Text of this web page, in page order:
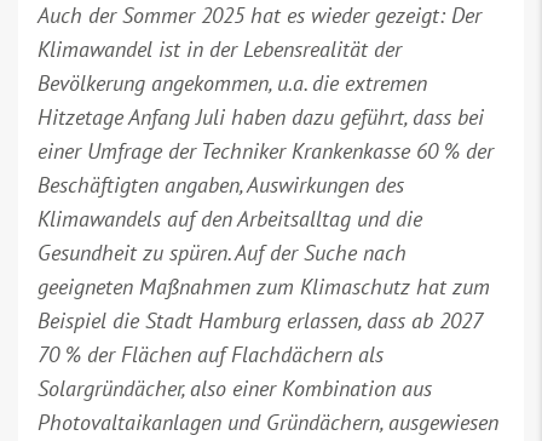
Auch der Sommer 2025 hat es wieder gezeigt: Der
Klimawandel ist in der Lebensrealität der
Bevölkerung angekommen, u.a. die extremen
Hitzetage Anfang Juli haben dazu geführt, dass bei
einer Umfrage der Techniker Krankenkasse 60 % der
Beschäftigten angaben, Auswirkungen des
Klimawandels auf den Arbeitsalltag und die
Gesundheit zu spüren. Auf der Suche nach
geeigneten Maßnahmen zum Klimaschutz hat zum
Beispiel die Stadt Hamburg erlassen, dass ab 2027
70 % der Flächen auf Flachdächern als
Solargründächer, also einer Kombination aus
Photovaltaikanlagen und Gründächern, ausgewiesen